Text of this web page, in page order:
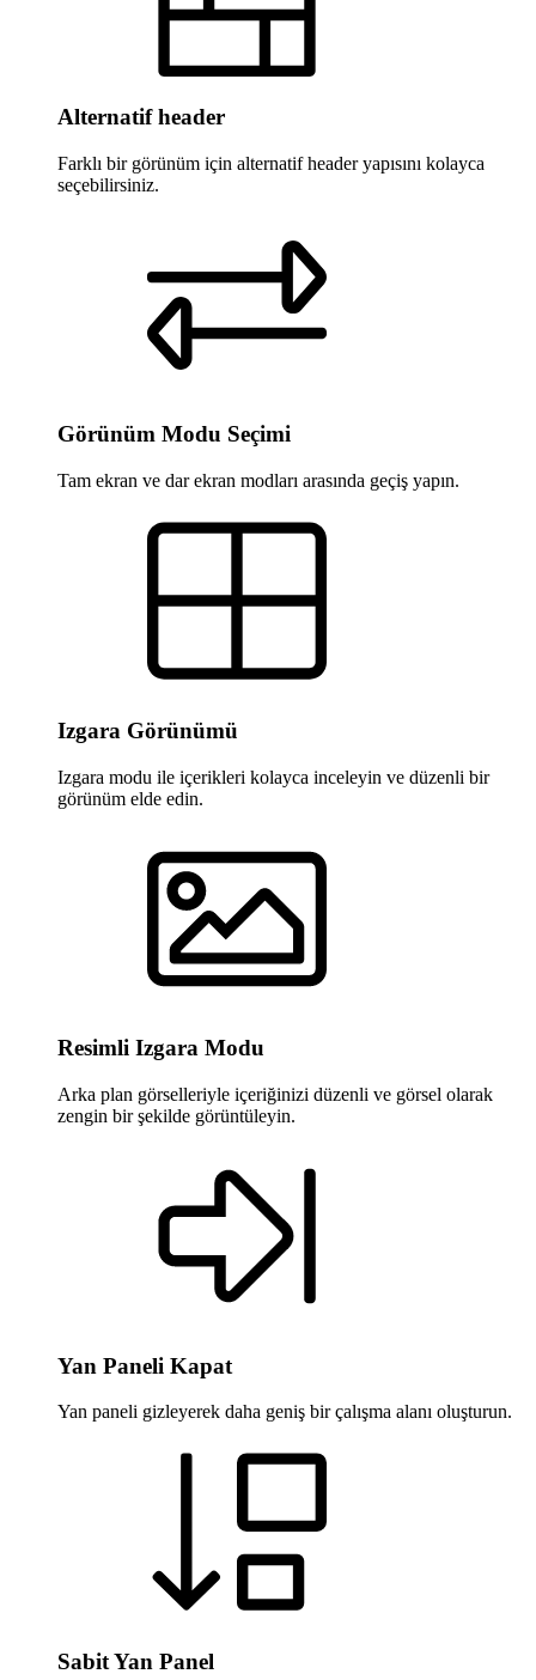
Alternatif header
Farklı bir görünüm için alternatif header yapısını kolayca
seçebilirsiniz.
Görünüm Modu Seçimi
Tam ekran ve dar ekran modları arasında geçiş yapın.
Izgara Görünümü
Izgara modu ile içerikleri kolayca inceleyin ve düzenli bir
görünüm elde edin.
Resimli Izgara Modu
Arka plan görselleriyle içeriğinizi düzenli ve görsel olarak
zengin bir şekilde görüntüleyin.
Yan Paneli Kapat
Yan paneli gizleyerek daha geniş bir çalışma alanı oluşturun.
Sabit Yan Panel